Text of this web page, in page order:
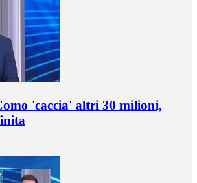
'caccia' altri 30 milioni,